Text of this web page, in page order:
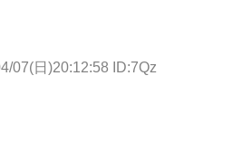
07(日)20:12:58 ID:7Qz